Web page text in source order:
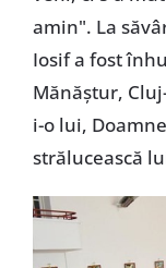
amin". La
Iosif a fost
Mănăștur,
i-o lui,
strălucească